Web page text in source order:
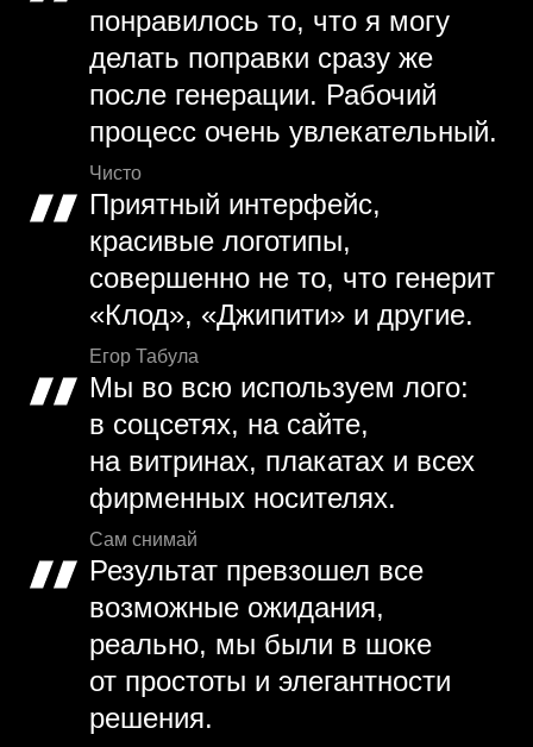
понравилось то, что я могу
делать поправки сразу же
после генерации. Рабочий
процесс очень увлекательный.
Чисто
Приятный интерфейс,
красивые логотипы,
совершенно не то, что генерит
«Клод», «Джипити» и другие.
Егор Табула
Мы во всю используем лого:
в соцсетях, на сайте,
на витринах, плакатах и всех
фирменных носителях.
Сам снимай
Результат превзошел все
возможные ожидания,
реально, мы были в шоке
от простоты и элегантности
решения.